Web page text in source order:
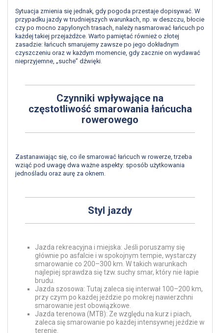
Sytuacja zmienia się jednak, gdy pogoda przestaje dopisywać. W
przypadku jazdy w trudniejszych warunkach, np. w deszczu, błocie
czy po mocno zapylonych trasach, należy nasmarować łańcuch po
każdej takiej przejażdżce. Warto pamiętać również o złotej
zasadzie: łańcuch smarujemy zawsze po jego dokładnym
czyszczeniu oraz w każdym momencie, gdy zacznie on wydawać
nieprzyjemne, „suche” dźwięki.
Czynniki wpływające na
częstotliwość smarowania łańcucha
rowerowego
Zastanawiając się, co ile smarować łańcuch w rowerze, trzeba
wziąć pod uwagę dwa ważne aspekty: sposób użytkowania
jednośladu oraz aurę za oknem.
Styl jazdy
Jazda rekreacyjna i miejska: Jeśli poruszamy się
głównie po asfalcie i w spokojnym tempie, wystarczy
smarowanie co 200–300 km. W takich warunkach
najlepiej sprawdza się tzw. suchy smar, który nie łapie
brudu.
Jazda szosowa: Tutaj zaleca się interwał 100–200 km,
przy czym po każdej jeździe po mokrej nawierzchni
smarowanie jest obowiązkowe.
Jazda terenowa (MTB): Ze względu na kurz i piach,
zaleca się smarowanie po każdej intensywnej jeździe w
terenie.